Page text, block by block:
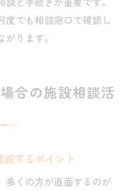
度でも相談窓口で確認し
ります。
合の施設相談活
するポイント
多くの方が直面するのが